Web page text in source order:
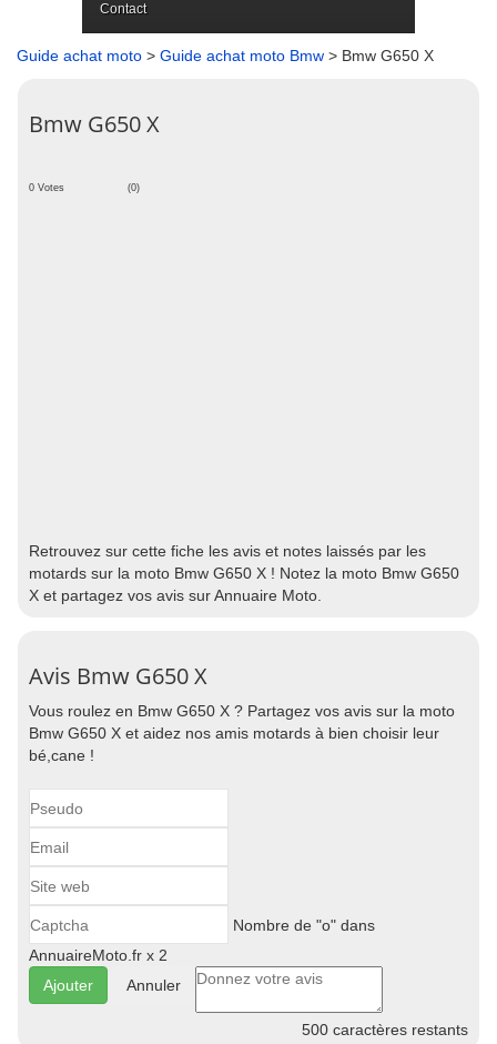
Contact
Guide achat moto > Guide achat moto Bmw > Bmw G650 X
Bmw G650 X
0 Votes (0)
Retrouvez sur cette fiche les avis et notes laissés par les
motards sur la moto Bmw G650 X ! Notez la moto Bmw G650
X et partagez vos avis sur Annuaire Moto.
Avis Bmw G650 X
Vous roulez en Bmw G650 X ? Partagez vos avis sur la moto
Bmw G650 X et aidez nos amis motards à bien choisir leur
bé,cane !
Nombre de "o" dans
AnnuaireMoto.fr x 2
Annuler
500 caractères restants